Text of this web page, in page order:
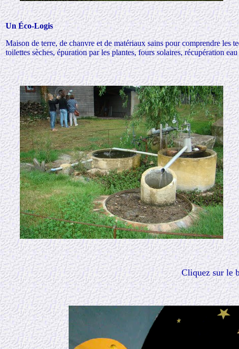
Un Éco-Logis
Maison de terre, de chanvre et de matériaux sains pour comprendre les
toilettes sèches, épuration par les plantes, fours solaires, récupération
Cliquez sur le